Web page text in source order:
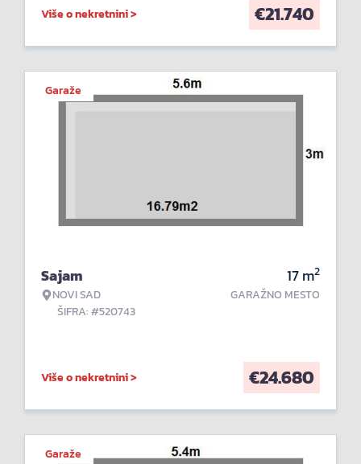
Više o nekretnini > €21.740
Garaže
Sajam
NOVI SAD
ŠIFRA: #520743
17m2
GARAŽNO MESTO
Više o nekretnini > €24.680
Garaže